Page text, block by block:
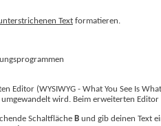
Text formatieren.
(WYSIWYG - What You See Is
wird. Beim erweiterten
Schaltfläche B und gib deinen Text